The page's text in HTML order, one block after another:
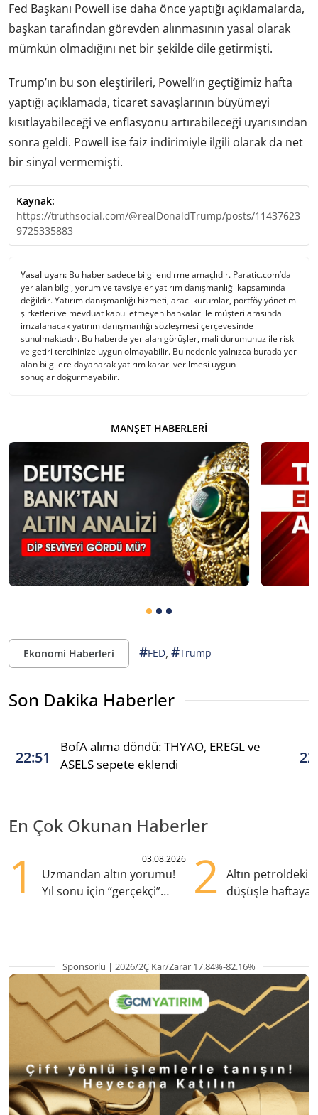
Fed Başkanı Powell ise daha önce yaptığı açıklamalarda,
başkan tarafından görevden alınmasının yasal olarak
mümkün olmadığını net bir şekilde dile getirmişti.
Trump’ın bu son eleştirileri, Powell’ın geçtiğimiz hafta
yaptığı açıklamada, ticaret savaşlarının büyümeyi
kısıtlayabileceği ve enflasyonu artırabileceği uyarısından
sonra geldi. Powell ise faiz indirimiyle ilgili olarak da net
bir sinyal vermemişti.
Kaynak:
https://truthsocial.com/@realDonaldTrump/posts/11437623
9725335883
Yasal uyarı: Bu haber sadece bilgilendirme amaçlıdır. Paratic.com’da
yer alan bilgi, yorum ve tavsiyeler yatırım danışmanlığı kapsamında
değildir. Yatırım danışmanlığı hizmeti, aracı kurumlar, portföy yönetim
şirketleri ve mevduat kabul etmeyen bankalar ile müşteri arasında
imzalanacak yatırım danışmanlığı sözleşmesi çerçevesinde
sunulmaktadır. Bu haberde yer alan görüşler, mali durumunuz ile risk
ve getiri tercihinize uygun olmayabilir. Bu nedenle yalnızca burada yer
alan bilgilere dayanarak yatırım kararı verilmesi uygun
sonuçlar doğurmayabilir.
MANŞET HABERLERI
Ekonomi Haberleri #FED, #Trump
Son Dakika Haberler
22:51
BofA alıma döndü: THYAO, EREGL ve
ASELS sepete eklendi
En Çok Okunan Haberler
1 03.08.2026
Uzmandan altın yorumu!
Yıl sonu için “gerçekçi”
2
Altın petroldeki
düşüşle haftaya
Sponsorlu | 2026/2Ç Kar/Zarar 17.84%-82.16%